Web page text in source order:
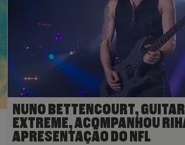
NUNO BETTENCOURT,
EXTREME, ACOMPANHOU
APRESENTAÇÃO DO NFL